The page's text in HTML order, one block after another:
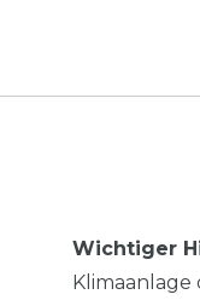
Wichtiger